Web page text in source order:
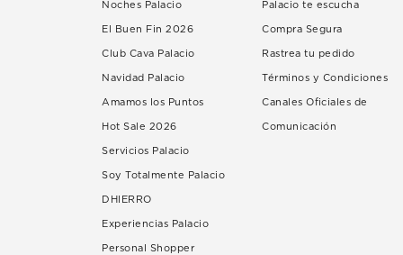
Noches Palacio
El Buen Fin 2026
Club Cava Palacio
Navidad Palacio
Amamos los Puntos
Hot Sale 2026
Servicios Palacio
Soy Totalmente Palacio
DHIERRO
Experiencias Palacio
Personal Shopper
Palacio te escucha
Compra Segura
Rastrea tu pedido
Términos y Condiciones
Canales Oficiales de
Comunicación